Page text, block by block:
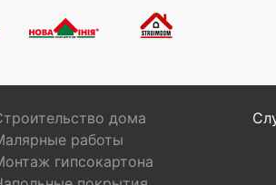
дома
работы
гипсокартона